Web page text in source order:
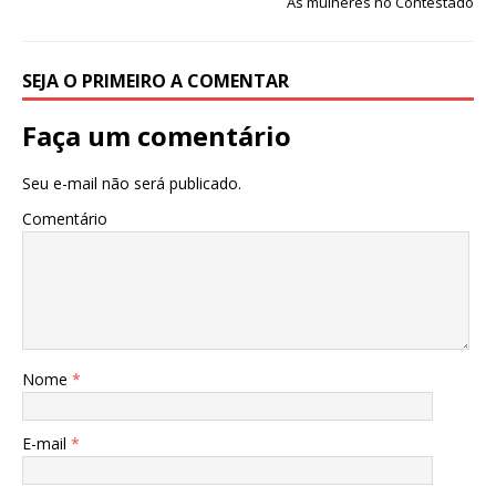
SEJA O PRIMEIRO A COMENTAR
Faça um comentário
Seu e-mail não será publicado.
Comentário
Nome *
E-mail *